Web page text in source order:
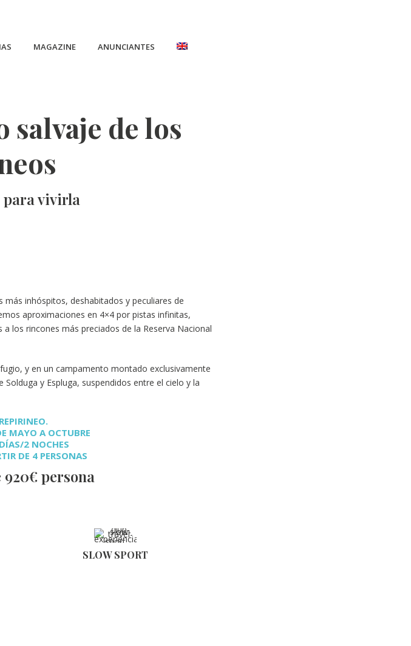
MAGAZINE ANUNCIANTES
salvaje de los
para vivirla
inhóspitos, deshabitados y peculiares de
aproximaciones en 4×4 por pistas infinitas,
los rincones más preciados de la Reserva Nacional
y en un campamento montado exclusivamente
y Espluga, suspendidos entre el cielo y la
MAYO A OCTUBRE
2 NOCHES
DE 4 PERSONAS
persona
SLOW SPORT